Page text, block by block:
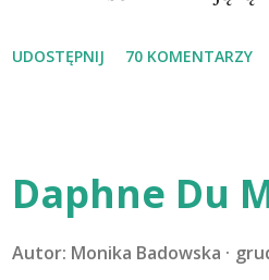
cieszyć sobą wzajemnie
UDOSTĘPNIJ 70 KOMENTARZY
Daphne Du
Autor: Monika Badowska